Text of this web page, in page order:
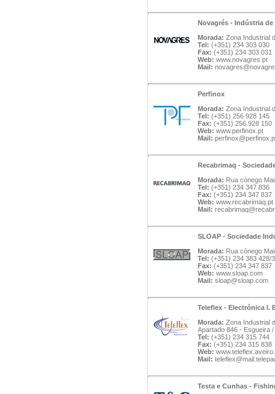
Novagrés - Indústria de
Morada: Zona Industrial
Tel: (+351) 234 303 030
Fax: (+351) 234 303 031
Web: www.novagres.pt
Mail:
Perfinox
Morada: Zona Industrial
Tel: (+351) 256 928 145
Fax: (+351) 256 928 150
Web: www.perfinox.pt
Mail:
Recabrimaq -
Morada: Rua cónego
Tel: (+351) 234 347 836
Fax: (+351) 234 347 837
Web: www.recabrimaq.pt
Mail:
SLOAP - Sociedade
Morada: Rua cónego
Tel: (+351) 234 383 428/
Fax: (+351) 234 347 837
Web: www.sloap.com
Mail: sloap@sloap.com
Teleflex - Electrónica I.
Morada: Zona Industrial
Apartado 846 - Esgueira
Tel: (+351) 234 315 744
Fax: (+351) 234 315 838
Web:
Mail:
Testa e Cunhas -